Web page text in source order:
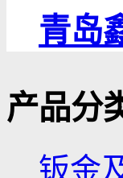
青岛
产品分
钣金